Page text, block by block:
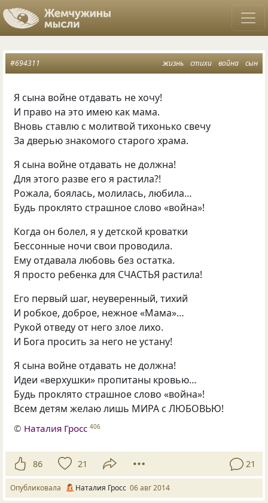
жизнь стихи война сын
#694311
Я сына войне отдавать не хочу!
И право на это имею как мама.
Вновь ставлю с молитвой тихонько свечу
За дверью знакомого старого храма.
Я сына войне отдавать не должна!
Для этого разве его я растила?!
Рожала, боялась, молилась, любила…
Будь проклято страшное слово «война»!
Когда он болел, я у детской кроватки
Бессонные ночи свои проводила.
Ему отдавала любовь без остатка.
Я просто ребенка для СЧАСТЬЯ растила!
Его первый шаг, неуверенный, тихий
И робкое, доброе, нежное«Мама»…
Рукой отведу от него злое лихо.
И Бога просить за него не устану!
Я сына войне отдавать не должна!
Идеи «верхушки» пропитаны кровью…
Будь проклято страшное слово «война»!
Всем детям желаю лишь МИРА с ЛЮБОВЬЮ!
© Наталия Гросс 406
86 21 21
Опубликовала Наталия Гросс 06 авг 2014